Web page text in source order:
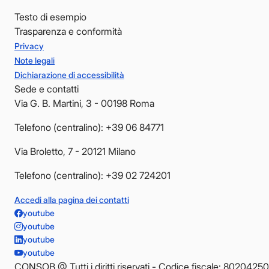
Testo di esempio
Trasparenza e conformità
Privacy
Note legali
Dichiarazione di accessibilità
Sede e contatti
Via G. B. Martini, 3 - 00198 Roma
Telefono (centralino): +39 06 84771
Via Broletto, 7 - 20121 Milano
Telefono (centralino): +39 02 724201
Accedi alla pagina dei contatti
youtube
youtube
youtube
youtube
CONSOB @ Tutti i diritti riservati - Codice fiscale: